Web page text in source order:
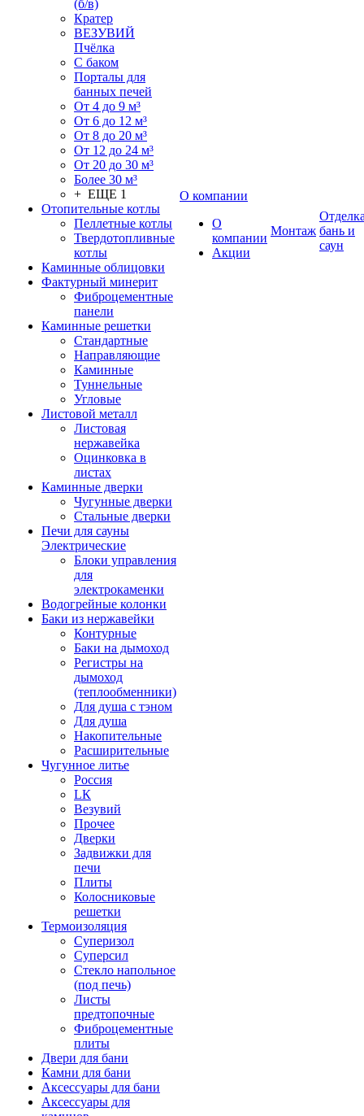
(б/в)
Кратер
ВЕЗУВИЙ
Пчёлка
С баком
Порталы для
банных печей
От 4 до 9 м³
От 6 до 12 м³
От 8 до 20 м³
От 12 до 24 м³
От 20 до 30 м³
Более 30 м³
+ ЕЩЕ 1
Отопительные котлы
Пеллетные котлы
Твердотопливные
котлы
Каминные облицовки
Фактурный минерит
Фиброцементные
панели
Каминные решетки
Стандартные
Направляющие
Каминные
Туннельные
Угловые
Листовой металл
Листовая
нержавейка
Оцинковка в
листах
Каминные дверки
Чугунные дверки
Стальные дверки
Печи для сауны
Электрические
Блоки управления
для
электрокаменки
Водогрейные колонки
Баки из нержавейки
Контурные
Баки на дымоход
Регистры на
дымоход
(теплообменники)
Для душа с тэном
Для душа
Накопительные
Расширительные
Чугунное литье
Россия
LК
Везувий
Прочее
Дверки
Задвижки для
печи
Плиты
Колосниковые
решетки
Термоизоляция
Суперизол
Суперсил
Стекло напольное
(под печь)
Листы
предтопочные
Фиброцементные
плиты
Двери для бани
Камни для бани
Аксессуары для бани
Аксессуары для
О компании
О
компании
Акции
Монтаж бань и
саун